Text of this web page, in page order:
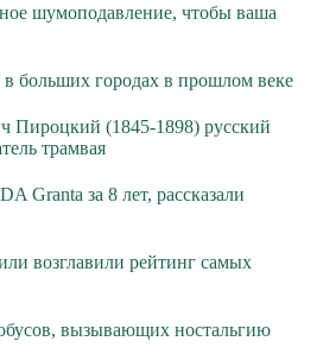
шумоподавление, чтобы ваша
в больших городах в прошлом веке
Пироцкий (1845-1898) русский
трамвая
Granta за 8 лет, рассказали
возглавили рейтинг самых
вызывающих ностальгию